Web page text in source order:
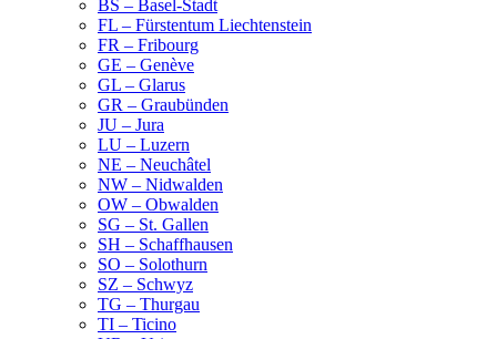
BS – Basel-Stadt
FL – Fürstentum Liechtenstein
FR – Fribourg
GE – Genève
GL – Glarus
GR – Graubünden
JU – Jura
LU – Luzern
NE – Neuchâtel
NW – Nidwalden
OW – Obwalden
SG – St. Gallen
SH – Schaffhausen
SO – Solothurn
SZ – Schwyz
TG – Thurgau
TI – Ticino